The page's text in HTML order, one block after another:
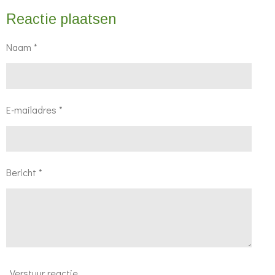
Reactie plaatsen
Naam *
E-mailadres *
Bericht *